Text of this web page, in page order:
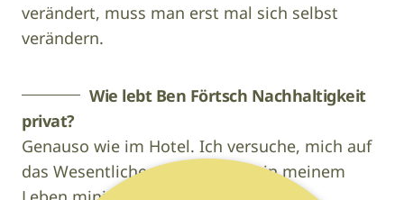
verändert, muss man erst mal sich selbst
verändern.
Wie lebt Ben Förtsch Nachhaltigkeit
privat?
Genauso wie im Hotel. Ich versuche, mich auf
das Wesentliche zu reduzieren, in meinem